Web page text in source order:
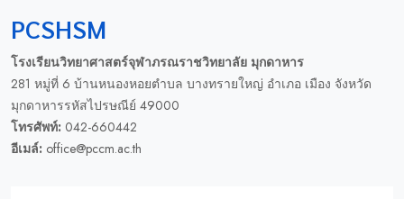
PCSHSM
โรงเรียนวิทยาศาสตร์จุฬาภรณราชวิทยาลัย มุกดาหาร
281 หมู่ที่ 6 บ้านหนองหอยตำบล บางทรายใหญ่ อำเภอ เมือง จังหวัด
มุกดาหารรหัสไปรษณีย์ 49000
โทรศัพท์: 042-660442
อีเมล์: office@pccm.ac.th